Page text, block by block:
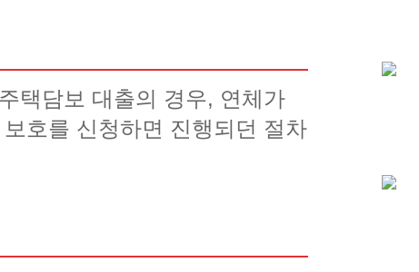
택담보 대출의 경우, 연체가
호를 신청하면 진행되던 절차